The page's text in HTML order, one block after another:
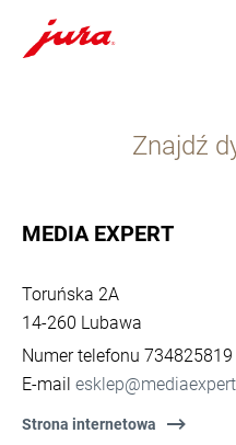
opcji
wyszukiwania
Znajdź
MEDIA EXPERT
Toruńska 2A
14-260 Lubawa
Numer telefonu 734825819
E-mail
Strona internetowa